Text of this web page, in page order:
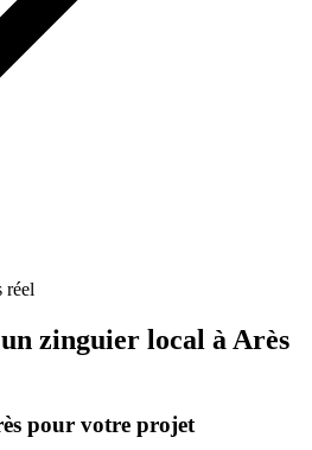
réel
zinguier local à Arès
pour votre projet